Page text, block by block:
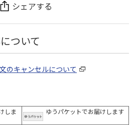
シェアする
ついて
のキャンセルについて
しま
ゆうパケットでお届けします